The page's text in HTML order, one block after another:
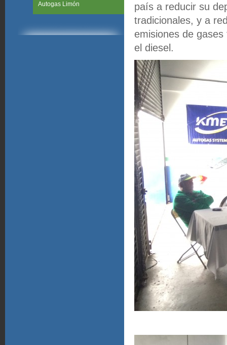
Autogas Limón
país a reducir su
tradicionales, y a
emisiones de
el diesel.